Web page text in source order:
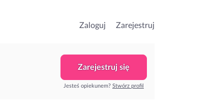
Zaloguj Zarejestruj
Zarejestruj się
Jesteś opiekunem? Stwórz profil